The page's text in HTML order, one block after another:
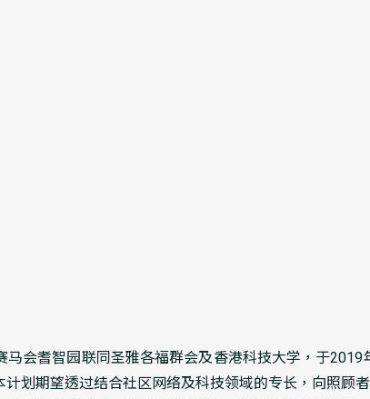
会耆智园联同圣雅各福群会及香港科技大学，于
划期望透过结合社区网络及科技领域的专长，向照顾